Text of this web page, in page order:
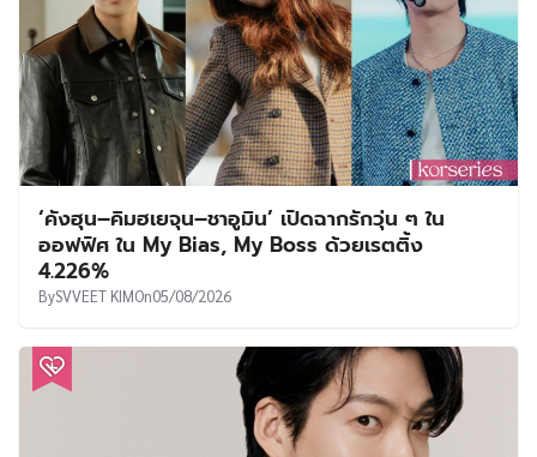
‘คังฮุน–คิมฮเยจุน–ชาอูมิน’ เปิดฉากรักวุ่น ๆ ใน
ออฟฟิศ ใน My Bias, My Boss ด้วยเรตติ้ง
4.226%
BySVVEET KIMOn05/08/2026